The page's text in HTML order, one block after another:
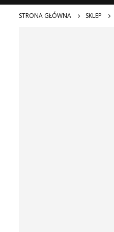
STRONA GŁÓWNA SKLEP